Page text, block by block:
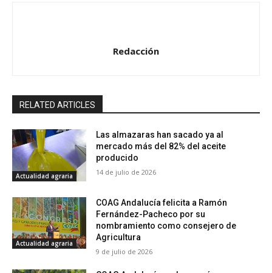
Redacción
RELATED ARTICLES
Actualidad agraria
Las almazaras han sacado ya al
mercado más del 82% del aceite
producido
14 de julio de 2026
Actualidad agraria
COAG Andalucía felicita a Ramón
Fernández-Pacheco por su
nombramiento como consejero de
Agricultura
9 de julio de 2026